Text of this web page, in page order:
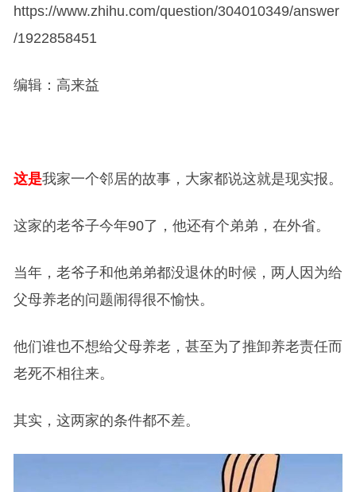
https://www.zhihu.com/question/304010349/answer
/1922858451
编辑：高来益
这是我家一个邻居的故事，大家都说这就是现实报。
这家的老爷子今年90了，他还有个弟弟，在外省。
当年，老爷子和他弟弟都没退休的时候，两人因为给
父母养老的问题闹得很不愉快。
他们谁也不想给父母养老，甚至为了推卸养老责任而
老死不相往来。
其实，这两家的条件都不差。